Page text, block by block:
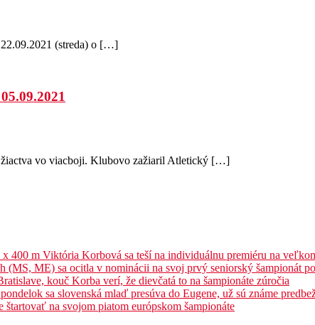
(streda) o […]
žiactva vo viacboji. Klubovo zažiaril Atletický […]
400 m Viktória Korbová sa teší na individuálnu premiéru na
ME) sa ocitla v nominácii na svoj prvý seniorský šampionát
kouč Korba verí, že dievčatá to na šampionáte zúročia
sa slovenská mlaď presúva do Eugene, už sú známe
na svojom piatom európskom šampionáte